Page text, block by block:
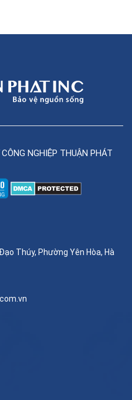
NGHIỆP THUẬN PHÁT
Thúy, Phường Yên Hòa, Hà